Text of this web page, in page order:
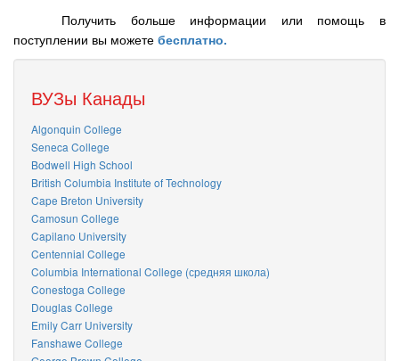
Получить больше информации или помощь в
поступлении вы можете бесплатно.
ВУЗы Канады
Algonquin College
Seneca College
Bodwell High School
British Columbia Institute of Technology
Cape Breton University
Camosun College
Capilano University
Centennial College
Columbia International College (средняя школа)
Conestoga College
Douglas College
Emily Carr University
Fanshawe College